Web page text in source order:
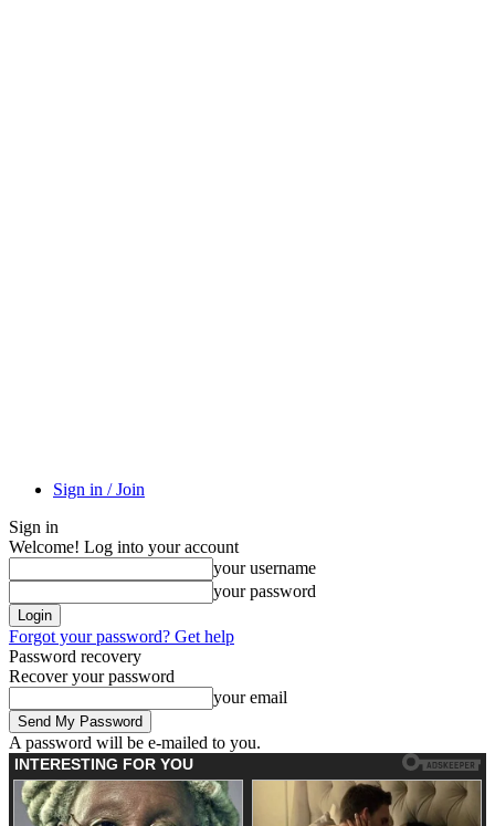
Sign in / Join
Sign in
Welcome! Log into your account
your username
your password
Forgot your password? Get help
Password recovery
Recover your password
your email
A password will be e-mailed to you.